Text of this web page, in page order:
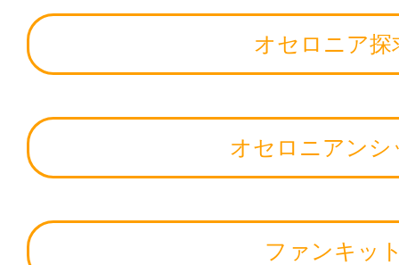
オセロニア探
オセロニアンシ
ファンキッ